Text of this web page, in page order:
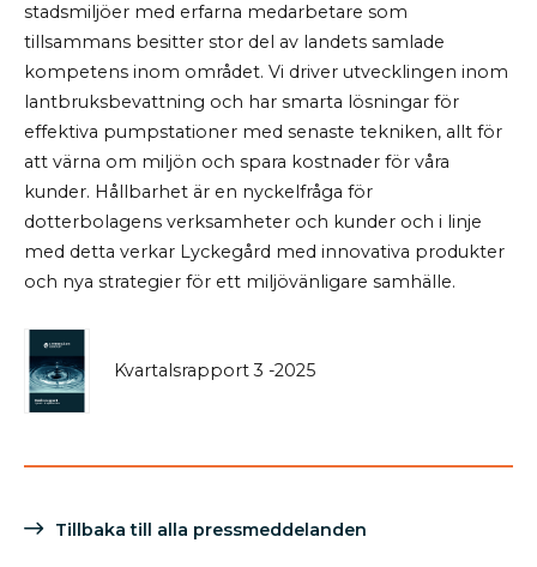
stadsmiljöer med erfarna medarbetare som
tillsammans besitter stor del av landets samlade
kompetens inom området. Vi driver utvecklingen inom
lantbruksbevattning och har smarta lösningar för
effektiva pumpstationer med senaste tekniken, allt för
att värna om miljön och spara kostnader för våra
kunder. Hållbarhet är en nyckelfråga för
dotterbolagens verksamheter och kunder och i linje
med detta verkar Lyckegård med innovativa produkter
och nya strategier för ett miljövänligare samhälle.
Kvartalsrapport 3 -2025
Tillbaka till alla pressmeddelanden